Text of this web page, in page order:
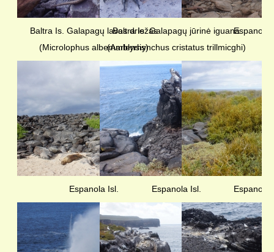
Baltra Is. Galapagų lavos driežas
(Microlophus albemarlensis)
Baltra Is. Galapagų jūrinė iguana
(Amblyrhynchus cristatus trillmicghi)
Espanola
Espanola Isl. Espanola Isl. Espanola